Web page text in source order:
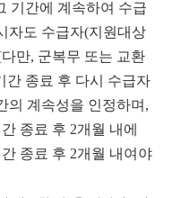
기간에 계속하여 수급
자도 수급자(지원대상
만, 군복무 또는 교환
간 종료 후 다시 수급자
의 계속성을 인정하며,
종료 후 2개월 내에
종료 후 2개월 내여야